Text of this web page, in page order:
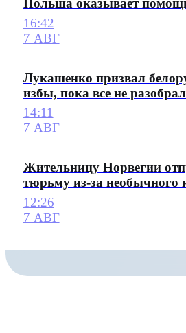
Польша оказывает
16:42
7 АВГ
Лукашенко призвал
избы, пока все не
14:11
7 АВГ
Жительницу Норвегии
тюрьму из-за необычного
12:26
7 АВГ